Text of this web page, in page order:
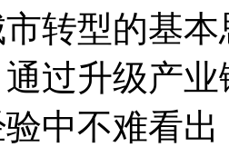
转型的基
过升级产
中不难看